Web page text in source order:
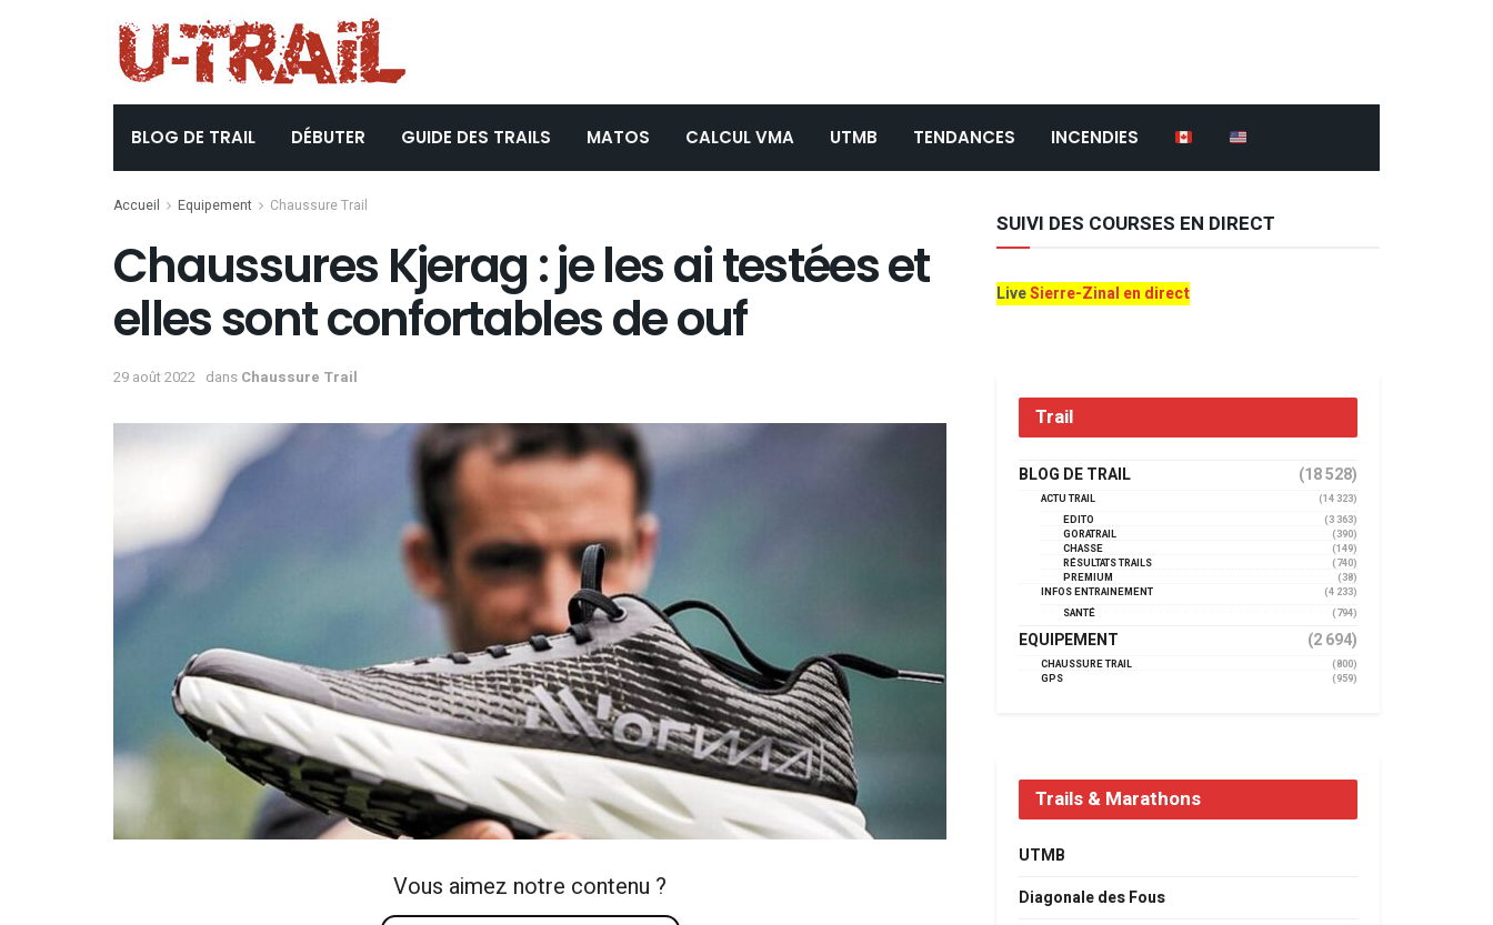
BLOG DE TRAIL DÉBUTER GUIDE DES TRAILS MATOS CALCUL VMA UTMB TENDANCES INCENDIES
Accueil Equipement Chaussure Trail
Chaussures Kjerag : je les ai testées et
elles sont confortables de ouf
29 août 2022 dans Chaussure Trail
Vous aimez notre contenu ?
SUIVI DES COURSES EN DIRECT
LiveSierre-Zinal en direct
Trail
BLOG DE TRAIL (18 528)
ACTU TRAIL
(14 323)
EDITO
(3 363)
GORATRAIL
(390)
CHASSE
(149)
RÉSULTATS TRAILS
(740)
PREMIUM
(38)
INFOS ENTRAINEMENT
(4 233)
SANTÉ
(794)
EQUIPEMENT (2 694)
CHAUSSURE TRAIL
(800)
GPS
(959)
Trails & Marathons
UTMB
Diagonale des Fous